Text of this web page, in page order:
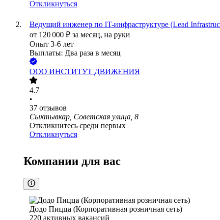
Откликнуться
Ведущий инженер по IT-инфраструктуре (Lead
от 120 000 ₽ за месяц, на руки
Опыт 3-6 лет
Выплаты: Два раза в месяц
ООО ИНСТИТУТ ДВИЖЕНИЯ
4.7
•
37 отзывов
Сыктывкар, Советская улица, 8
Откликнитесь среди первых
Откликнуться
Компании для вас
Додо Пицца (Корпоративная розничная сеть)
220 активных вакансий